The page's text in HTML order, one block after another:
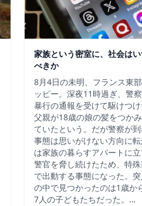
家族という密室に、社会は
べきか
8月4日の未明、フランス東
ッピー。深夜11時過ぎ、警
暴行の通報を受けて駆けつ
父親が18歳の娘の髪をつか
ていたという。だが警察が到
事態は思いがけない方向に
は家族の暮らすアパートに立
警官を脅し続けたため、特
で出動する事態になった。
の中で見つかったのは1歳か
7人の子どもたちだった。…